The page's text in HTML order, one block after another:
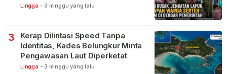
Lingga - 3 minggu yang lalu
3
Kerap Dilintasi Speed Tanpa
Identitas, Kades Belungkur Minta
Pengawasan Laut Diperketat
Lingga - 3 minggu yang lalu